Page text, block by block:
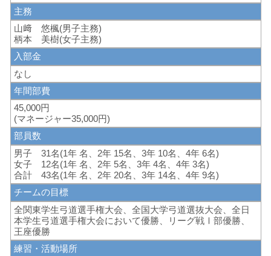
主務
山﨑 悠楓(男子主務)
柄本 美樹(女子主務)
入部金
なし
年間部費
45,000円
(マネージャー35,000円)
部員数
男子 31名(1年 名、2年 15名、3年 10名、4年 6名)
女子 12名(1年 名、2年 5名、3年 4名、4年 3名)
合計 43名(1年 名、2年 20名、3年 14名、4年 9名)
チームの目標
全関東学生弓道選手権大会、全国大学弓道選抜大会、全日
本学生弓道選手権大会において優勝、リーグ戦Ⅰ部優勝、
王座優勝
練習・活動場所